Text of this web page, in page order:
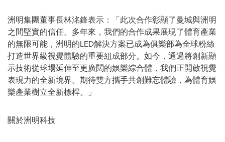
洲明集團董事長林洺鋒表示：「此次合作彰顯了曼城與洲明
之間堅實的信任。多年來，我們的合作成果展現了體育產業
的無限可能，洲明的LED解決方案已成為俱樂部為全球粉絲
打造世界級視覺體驗的重要組成部分。如今，通過將創新顯
示技術從球場延伸至更廣闊的娛樂綜合體，我們正開啟視覺
表現力的全新境界。期待雙方攜手共創難忘體驗，為體育娛
樂產業樹立全新標桿。」
關於洲明科技